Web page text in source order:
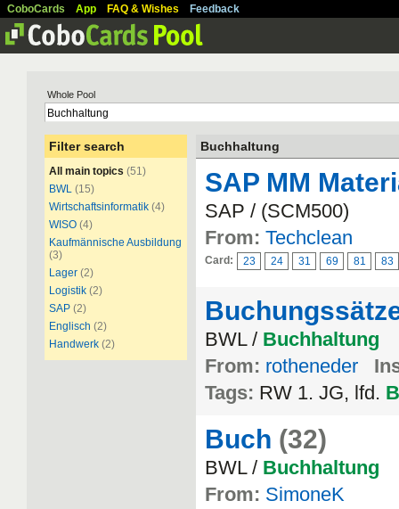
CoboCards App FAQ & Wishes Feedback
Whole Pool
Filter search
All main topics (51)
BWL (15)
Wirtschaftsinformatik (4)
WISO (4)
Kaufmännische Ausbildung
(3)
Lager (2)
Logistik (2)
SAP (2)
Englisch (2)
Handwerk (2)
Buchhaltung
SAP MM
SAP / (SCM500)
From: Techclean
Card: 23 24 31 69 81 83
BWL / Buchhaltung
From: rotheneder
Tags: RW 1. JG, lfd.
Buch (32)
BWL / Buchhaltung
From: SimoneK